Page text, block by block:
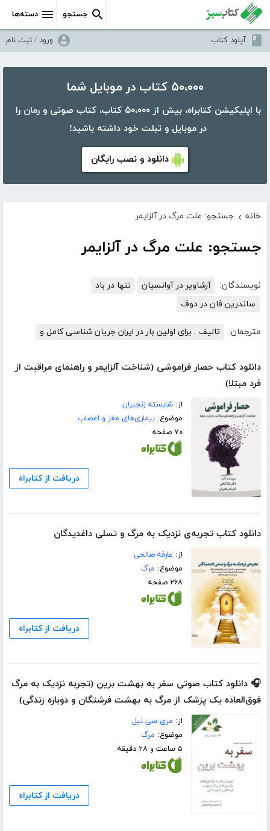
دسته‌ها جستجو
آپلود کتاب ورود / ثبت نام
۵۰،۰۰۰ کتاب در موبایل شما
با اپلیکیشن کتابراه، بیش از ۵۰،۰۰۰ کتاب، کتاب صوتی و رمان را
در موبایل و تبلت خود داشته باشید!
دانلود و نصب رایگان
خانه › جستجو: علت مرگ در آلزایمر
جستجو: علت مرگ در آلزایمر
نویسندگان: آرشاویر در آوانسیان
تنها در باد
ساندرین فان در دوف
مترجمان: تالیف . برای اولین بار در ایران جریان شناسی کامل و
دانلود کتاب حصار فراموشی (شناخت آلزایمر و راهنمای مراقبت از
فرد مبتلا)
از:شایسته زنجیران
موضوع:بیماری‌های مغز و اعصاب
۷۰ صفحه
دریافت از کتابراه
دانلود کتاب تجربه‌ی نزدیک به مرگ و تسلی داغدیدگان
از: عارفه صالحی
موضوع: مرگ
۲۶۸ صفحه
دریافت از کتابراه
🎧 دانلود کتاب صوتی سفر به بهشت برین (تجربه نزدیک به مرگ
فوق‌العاده یک پزشک از مرگ به بهشت فرشتگان و دوباره زندگی)
از: مری سی نیل
موضوع: مرگ
۵ ساعت و ۲۸ دقیقه
دریافت از کتابراه